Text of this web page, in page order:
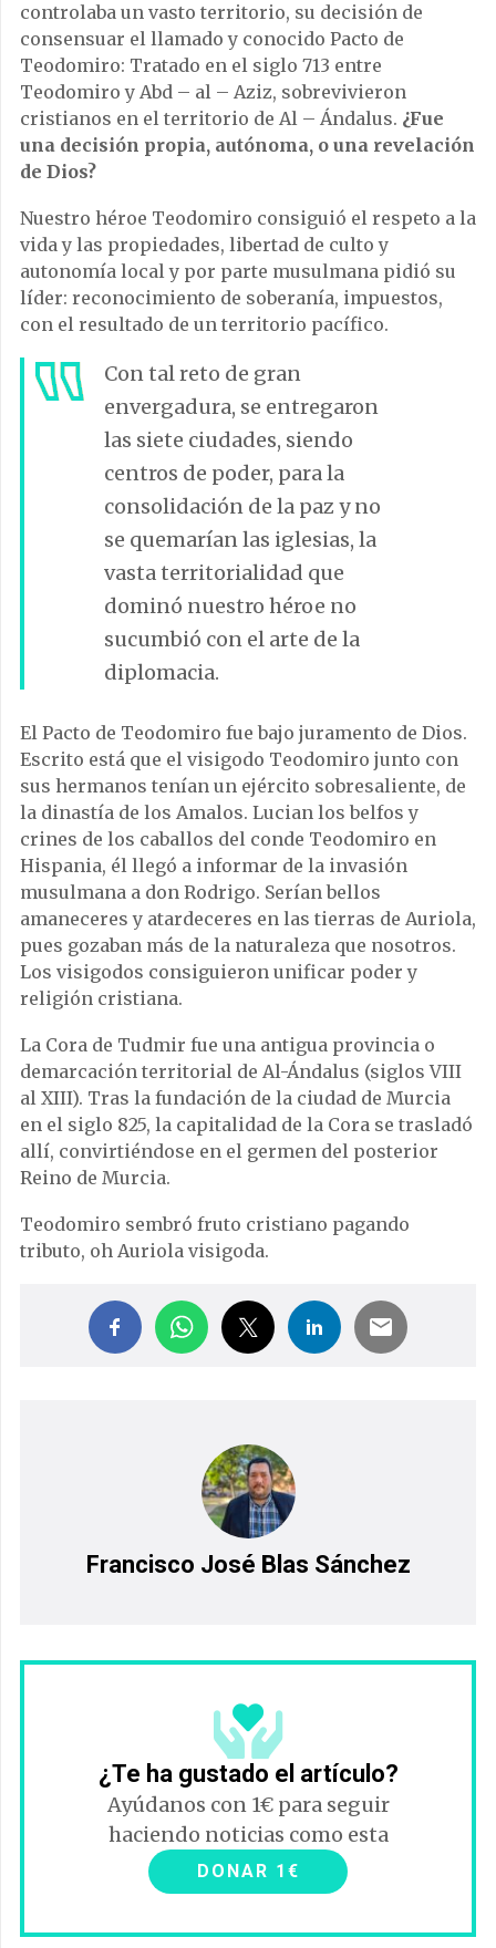
controlaba un vasto territorio, su decisión de
consensuar el llamado y conocido Pacto de
Teodomiro: Tratado en el siglo 713 entre
Teodomiro y Abd – al – Aziz, sobrevivieron
cristianos en el territorio de Al – Ándalus. ¿Fue
una decisión propia, autónoma, o una revelación
de Dios?
Nuestro héroe Teodomiro consiguió el respeto a la
vida y las propiedades, libertad de culto y
autonomía local y por parte musulmana pidió su
líder: reconocimiento de soberanía, impuestos,
con el resultado de un territorio pacífico.
Con tal reto de gran
envergadura, se entregaron
las siete ciudades, siendo
centros de poder, para la
consolidación de la paz y no
se quemarían las iglesias, la
vasta territorialidad que
dominó nuestro héroe no
sucumbió con el arte de la
diplomacia.
El Pacto de Teodomiro fue bajo juramento de Dios.
Escrito está que el visigodo Teodomiro junto con
sus hermanos tenían un ejército sobresaliente, de
la dinastía de los Amalos. Lucian los belfos y
crines de los caballos del conde Teodomiro en
Hispania, él llegó a informar de la invasión
musulmana a don Rodrigo. Serían bellos
amaneceres y atardeceres en las tierras de Auriola,
pues gozaban más de la naturaleza que nosotros.
Los visigodos consiguieron unificar poder y
religión cristiana.
La Cora de Tudmir fue una antigua provincia o
demarcación territorial de Al-Ándalus (siglos VIII
al XIII). Tras la fundación de la ciudad de Murcia
en el siglo 825, la capitalidad de la Cora se trasladó
allí, convirtiéndose en el germen del posterior
Reino de Murcia.
Teodomiro sembró fruto cristiano pagando
tributo, oh Auriola visigoda.
Francisco José Blas Sánchez
¿Te ha gustado el artículo?
Ayúdanos con 1€ para seguir
haciendo noticias como esta
DONAR 1€